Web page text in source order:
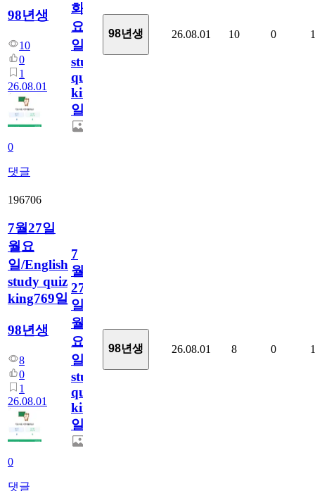
98년생
10
0
1
26.08.01
0
댓글
화
요
일/English
study
quiz
king770
일
98년생 26.08.01 10 0 1
196706
7월27일
월요
일/English
study quiz
king769일
98년생
8
0
1
26.08.01
0
댓글
7
월
27
일
월
요
일/English
study
quiz
king769
일
98년생 26.08.01 8 0 1